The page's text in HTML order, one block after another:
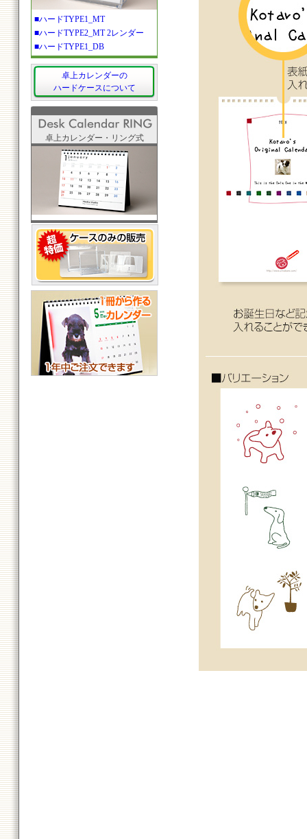
■ハードTYPE1_MT
■ハードTYPE2_MT 2レンダー
■ハードTYPE1_DB
卓上カレンダーの
ハードケースについて
卓上カレンダー・リング式
リング式
オリジナルカレンダー
卓上カレンダーケース販売